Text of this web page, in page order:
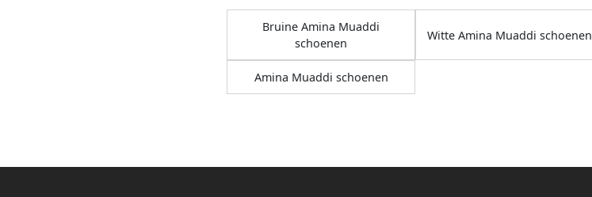
Bruine Amina Muaddi
schoenen
Witte Amina Muaddi schoenen
Amina Muaddi schoenen